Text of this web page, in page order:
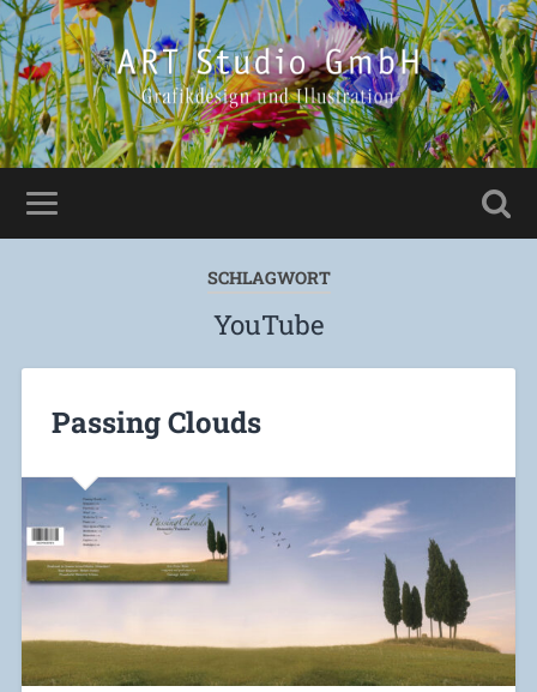
SCHLAGWORT
YouTube
Passing Clouds